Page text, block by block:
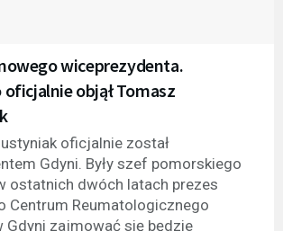
wiceprezydenta.
objął Tomasz
oficjalnie został
Gdyni. Były szef pomorskiego
ostatnich dwóch latach prezes
Centrum Reumatologicznego
Gdyni zajmować się będzie